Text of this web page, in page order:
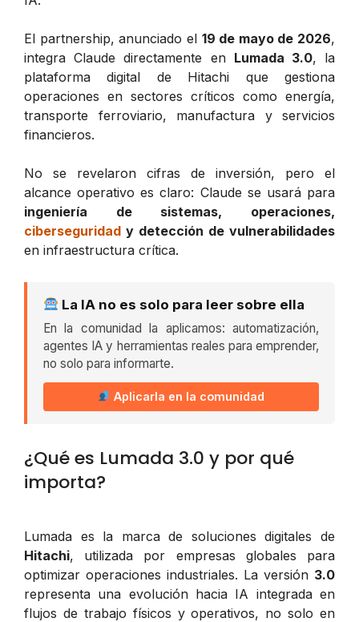
El partnership, anunciado el 19 de mayo de 2026,
integra Claude directamente en Lumada 3.0, la
plataforma digital de Hitachi que gestiona
operaciones en sectores críticos como energía,
transporte ferroviario, manufactura y servicios
financieros.
No se revelaron cifras de inversión, pero el
alcance operativo es claro: Claude se usará para
ingeniería de sistemas, operaciones,
ciberseguridad y detección de vulnerabilidades
en infraestructura crítica.
La IA no es solo para leer sobre ella
En la comunidad la aplicamos: automatización,
agentes IA y herramientas reales para emprender,
no solo para informarte.
Aplicarla en la comunidad
¿Qué es Lumada 3.0 y por qué
importa?
Lumada es la marca de soluciones digitales de
Hitachi, utilizada por empresas globales para
optimizar operaciones industriales. La versión 3.0
representa una evolución hacia IA integrada en
flujos de trabajo físicos y operativos, no solo en